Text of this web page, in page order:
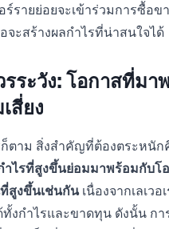
อร์รายย่อยจะเข้าร่วมการซื้อ
จะสร้างผลกำไรที่น่าสนใจได้
รระวัง: โอกาสที่มา
สี่ยง
ก็ตาม สิ่งสำคัญที่ต้องตระหนัก
ำไรที่สูงขึ้นย่อมมาพร้อมกับโ
สูงขึ้นเช่นกันเนื่องจากเลเวอ
ทั้งกำไรและขาดทุน ดังนั้น กา